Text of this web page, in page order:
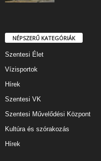
NÉPSZERŰ KATEGÓRIÁK
Szentesi Élet
Vízisportok
Hírek
Szentesi VK
Szentesi Művelődési Központ
Kultúra és szórakozás
Hírek